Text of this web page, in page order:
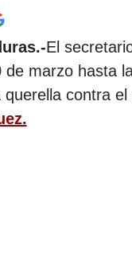
El
de marzo hasta
contra